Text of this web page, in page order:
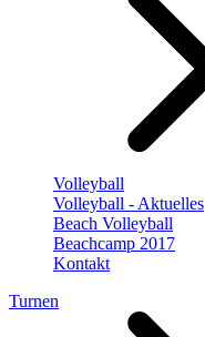
Volleyball
Volleyball - Aktuelles
Beach Volleyball
Beachcamp 2017
Kontakt
Turnen